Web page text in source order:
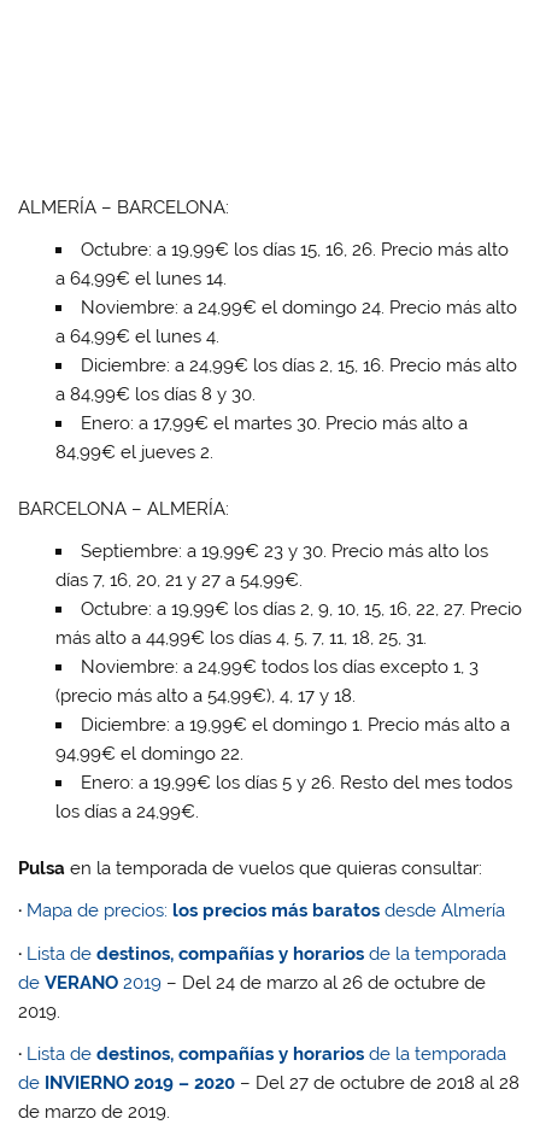
ALMERÍA – BARCELONA:
Octubre: a 19,99€ los días 15, 16, 26. Precio más alto
a 64,99€ el lunes 14.
Noviembre: a 24,99€ el domingo 24. Precio más alto
a 64,99€ el lunes 4.
Diciembre: a 24,99€ los días 2, 15, 16. Precio más alto
a 84,99€ los días 8 y 30.
Enero: a 17,99€ el martes 30. Precio más alto a
84,99€ el jueves 2.
BARCELONA – ALMERÍA:
Septiembre: a 19,99€ 23 y 30. Precio más alto los
días 7, 16, 20, 21 y 27 a 54,99€.
Octubre: a 19,99€ los días 2, 9, 10, 15, 16, 22, 27. Precio
más alto a 44,99€ los días 4, 5, 7, 11, 18, 25, 31.
Noviembre: a 24,99€ todos los días excepto 1, 3
(precio más alto a 54,99€), 4, 17 y 18.
Diciembre: a 19,99€ el domingo 1. Precio más alto a
94,99€ el domingo 22.
Enero: a 19,99€ los días 5 y 26. Resto del mes todos
los días a 24,99€.
Pulsa en la temporada de vuelos que quieras consultar:
· Mapa de precios:los precios más baratos desde Almería
· Lista dedestinos, compañías y horarios de la temporada
deVERANO 2019 – Del 24 de marzo al 26 de octubre de
2019.
· Lista dedestinos, compañías y horarios de la temporada
de INVIERNO 2019 – 2020 – Del 27 de octubre de 2018 al 28
de marzo de 2019.